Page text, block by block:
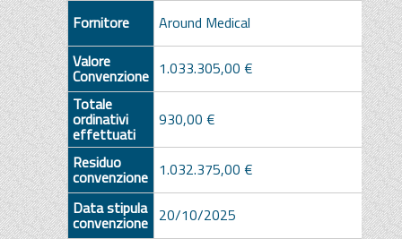
Fornitore
Around Medical
Valore
Convenzione 1.033.305,00 €
Totale
ordinativi
effettuati
930,00 €
Residuo
convenzione 1.032.375,00 €
Data stipula
convenzione 20/10/2025